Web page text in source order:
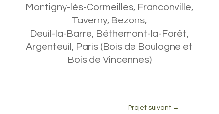
Montigny-lès-Cormeilles, Franconville,
Taverny, Bezons,
Deuil-la-Barre, Béthemont-la-Forêt,
Argenteuil, Paris (Bois de Boulogne et
Bois de Vincennes)
Projet suivant →